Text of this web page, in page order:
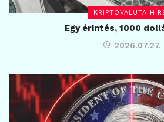
KRIPTOVALUTA
Egy érintés, 1000
2026.07.27.